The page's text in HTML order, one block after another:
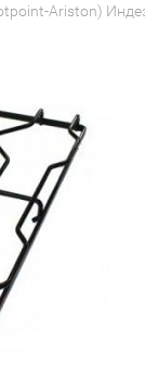
Ariston)